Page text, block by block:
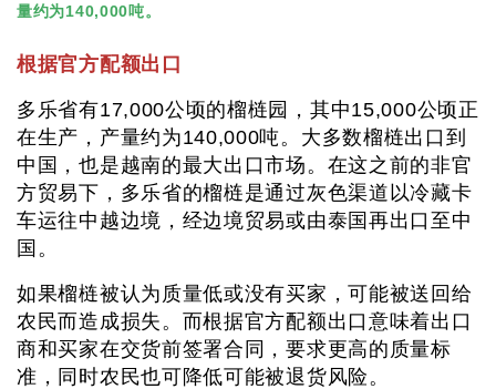
量约为140,000吨。
根据官方配额出口
多乐省有17,000公顷的榴梿园，其中15,000公顷正
在生产，产量约为140,000吨。大多数榴梿出口到
中国，也是越南的最大出口市场。在这之前的非官
方贸易下，多乐省的榴梿是通过灰色渠道以冷藏卡
车运往中越边境，经边境贸易或由泰国再出口至中
国。
如果榴梿被认为质量低或没有买家，可能被送回给
农民而造成损失。而根据官方配额出口意味着出口
商和买家在交货前签署合同，要求更高的质量标
准，同时农民也可降低可能被退货风险。